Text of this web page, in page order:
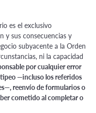
es el exclusivo
y sus consecuencias y
subyacente a la Orden
ni la capacidad
por cualquier error
—incluso los referidos
reenvío de formularios o
cometido al completar o